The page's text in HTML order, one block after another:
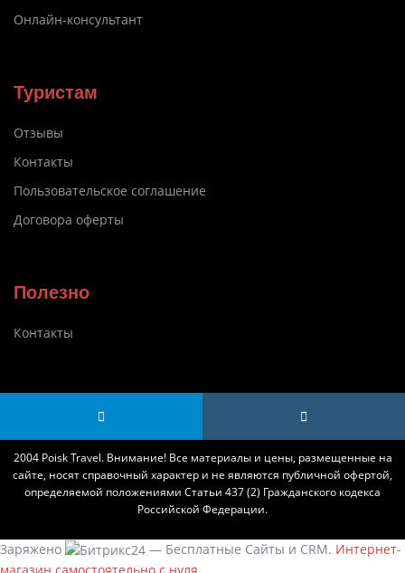
Онлайн-консультант
Туристам
Отзывы
Контакты
Пользовательское соглашение
Договора оферты
Полезно
Контакты
2004 Poisk Travel. Внимание! Все материалы и цены, размещенные на
сайте, носят справочный характер и не являются публичной офертой,
определяемой положениями Статьи 437 (2) Гражданского кодекса
Российской Федерации.
Заряжено — Бесплатные Сайты и CRM. Интернет-